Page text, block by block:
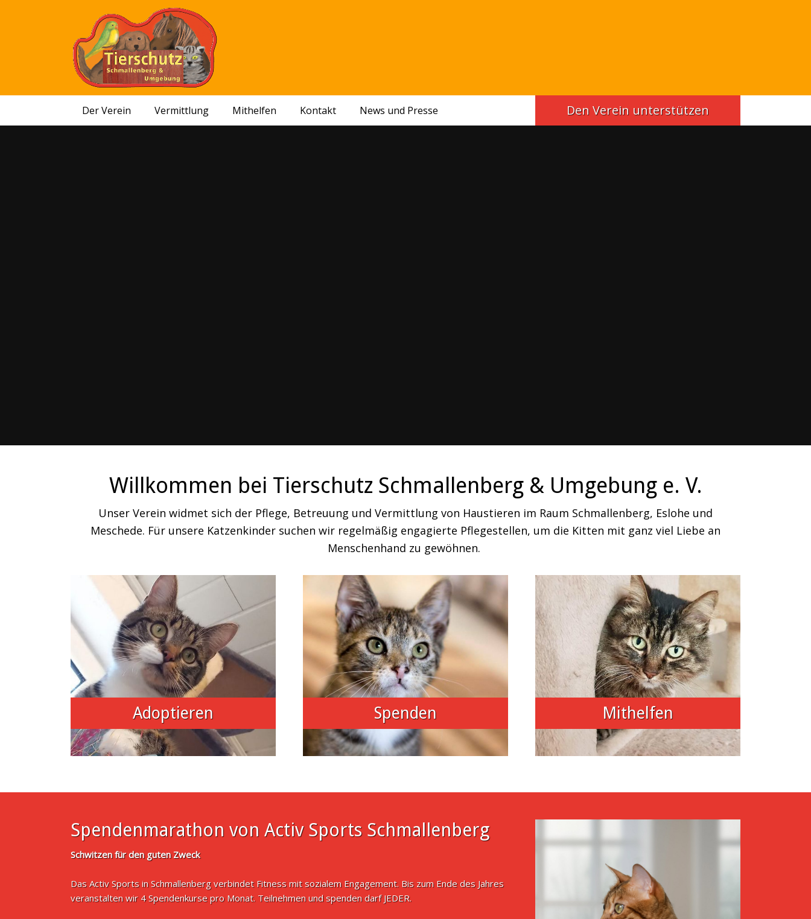
Der Verein Vermittlung Mithelfen Kontakt News und Presse Den Verein unterstützen
Willkommen bei Tierschutz Schmallenberg & Umgebung e. V.
Unser Verein widmet sich der Pflege, Betreuung und Vermittlung von Haustieren im Raum Schmallenberg, Eslohe und
Meschede. Für unsere Katzenkinder suchen wir regelmäßig engagierte Pflegestellen, um die Kitten mit ganz viel Liebe an
Menschenhand zu gewöhnen.
Adoptieren Spenden Mithelfen
Spendenmarathon von Activ Sports Schmallenberg
Schwitzen für den guten Zweck
Das Activ Sports in Schmallenberg verbindet Fitness mit sozialem Engagement. Bis zum Ende des Jahres
veranstalten wir 4 Spendenkurse pro Monat. Teilnehmen und spenden darf JEDER.